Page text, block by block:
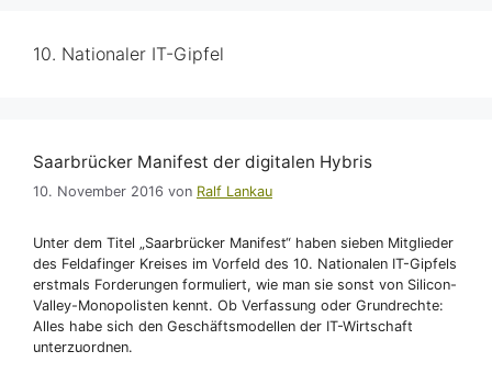
10. Nationaler IT-Gipfel
Saarbrücker Manifest der digitalen Hybris
10. November 2016 von Ralf Lankau
Unter dem Titel „Saarbrücker Manifest“ haben sieben Mitglieder
des Feldafinger Kreises im Vorfeld des 10. Nationalen IT-Gipfels
erstmals Forderungen formuliert, wie man sie sonst von Silicon-
Valley-Monopolisten kennt. Ob Verfassung oder Grundrechte:
Alles habe sich den Geschäftsmodellen der IT-Wirtschaft
unterzuordnen.